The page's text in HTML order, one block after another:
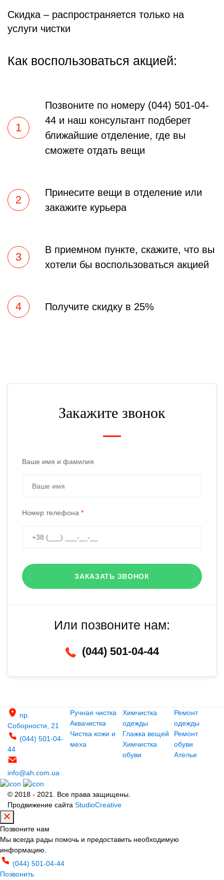
Скидка – распространяется только на
услуги чистки
Как воспользоваться акцией:
1
Позвоните по номеру (044) 501-04-
44 и наш консультант подберет
ближайшие отделение, где вы
сможете отдать вещи
2
Принесите вещи в отделение или
закажите курьера
3
В приемном пункте, скажите, что вы
хотели бы воспользоваться акцией
4 Получите скидку в 25%
Закажите звонок
Ваше имя и фамилия
Номер телефона *
ЗАКАЗАТЬ ЗВОНОК
Или позвоните нам:
(044) 501-04-44
пр.
Соборности, 21
(044) 501-04-
44
info@ah.com.ua
Ручная чистка
Аквачистка
Чистка кожи и
меха
Химчистка
одежды
Глажка вещей
Химчистка
обуви
Ремонт
одежды
Ремонт
обуви
Ателье
© 2018 - 2021. Все права защищены.
Продвижение сайта StudioCreative
Позвоните нам
Мы всегда рады помочь и предоставить необходимую
информацию.
(044) 501-04-44
Позвонить